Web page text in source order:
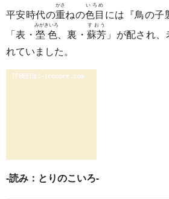
平安時代の重
かさ
ねの色目
いろめ
には『鳥の子
「表・ 塋色
みがきいろ
、裏・ 蘇芳
すおう
」が配され
れていました。
-読み：とりのこいろ-